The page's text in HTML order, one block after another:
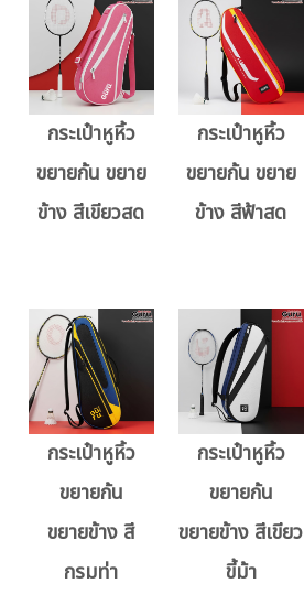
กระเป๋าหูหิ้ว
ขยายก้น ขยาย
ข้าง สีเขียวสด
กระเป๋าหูหิ้ว
ขยายก้น ขยาย
ข้าง สีฟ้าสด
กระเป๋าหูหิ้ว
ขยายก้น
ขยายข้าง สี
กรมท่า
กระเป๋าหูหิ้ว
ขยายก้น
ขยายข้าง สีเขียว
ขี้ม้า